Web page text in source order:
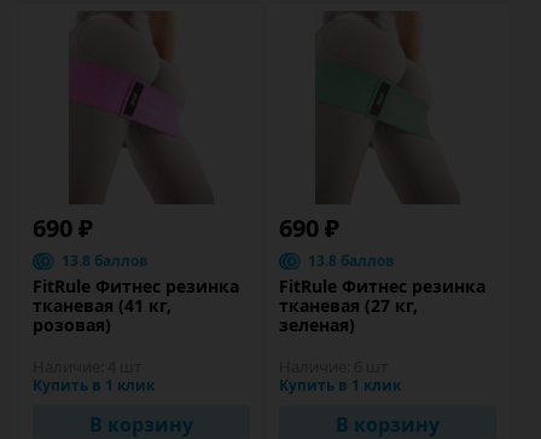
690 ₽
13.8 баллов
FitRule Фитнес резинка
тканевая (41 кг,
розовая)
Купить в 1 клик
В корзину
690 ₽
13.8 баллов
FitRule Фитнес резинка
тканевая (27 кг,
зеленая)
Купить в 1 клик
В корзину